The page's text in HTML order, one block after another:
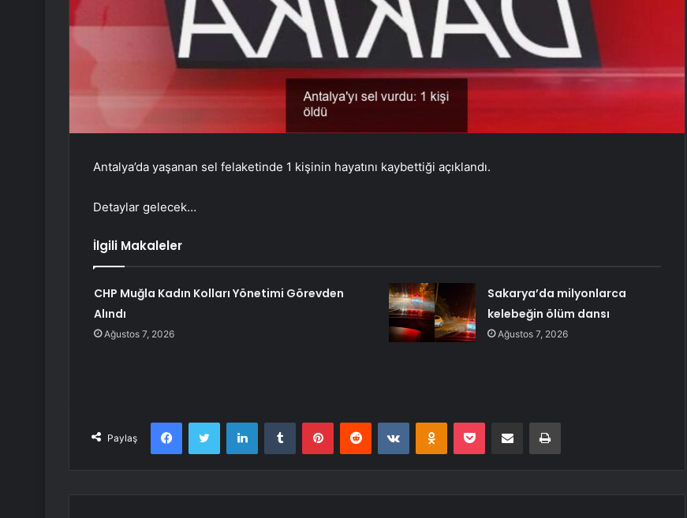
Antalya’da yaşanan sel felaketinde 1 kişinin hayatını kaybettiği açıklandı.
Detaylar gelecek…
İlgili Makaleler
CHP Muğla Kadın Kolları Yönetimi Görevden
Alındı
Ağustos 7, 2026
Sakarya’da milyonlarca
kelebeğin ölüm dansı
Ağustos 7, 2026
Paylaş
FacebookTwitter LinkedInTumblr PinterestReddit VKontakteOdnoklassniki
Pocket E-Posta ile paylaş Yazdır